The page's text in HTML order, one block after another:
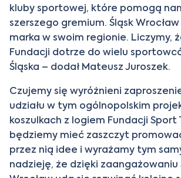
kluby sportowej, które pomogą
szerszego gremium. Śląsk
marka w swoim regionie. Liczymy,
Fundacji dotrze do wielu
Śląska – dodał Mateusz Juroszek.
Czujemy się wyróżnieni
udziału w tym ogólnopolskim
koszulkach z logiem Fundacji Sport
będziemy mieć zaszczyt
przez nią idee i wyrażamy tym
nadzieję, że dzięki zaangażowaniu